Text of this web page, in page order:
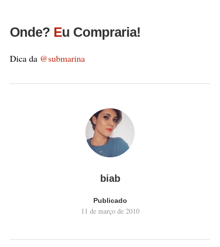
Onde? Eu Compraria!
Dica da @submarina
biab
Publicado
11 de março de 2010